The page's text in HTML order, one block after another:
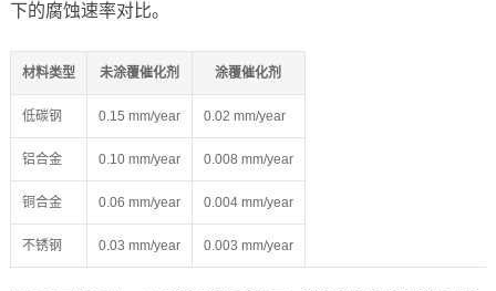
下的腐蚀速率对比。
材料类型 未涂覆催化剂 涂覆催化剂
低碳钢 0.15 mm/year 0.02 mm/year
铝合金 0.10 mm/year 0.008 mm/year
铜合金 0.06 mm/year 0.004 mm/year
不锈钢 0.03 mm/year 0.003 mm/year